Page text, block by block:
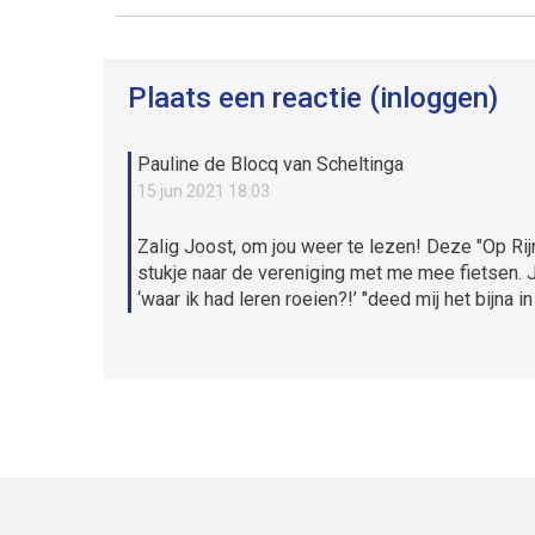
Plaats een reactie (inloggen)
Pauline de Blocq van Scheltinga
15 jun 2021 18:03
Zalig Joost, om jou weer te lezen! Deze "Op
stukje naar de vereniging met me mee fietsen.
‘waar ik had leren roeien?!’ "deed mij het